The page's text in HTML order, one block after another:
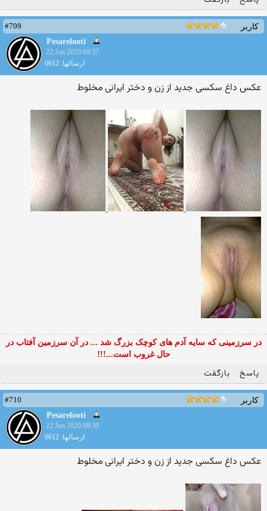
کاربر
#709
Pesarelooti
22 Jun 2020 09:37
ارسالها: 6612
عکس داغ سکسی جدید از زن و دختر ایرانی مخلوط
در سرزمینی که سایه آدم های کوچک بزرگ شد ... در آن سرزمین آفتاب در
حال غروب است...!!!
پاسخ بازگفت
کاربر
#710
Pesarelooti
22 Jun 2020 09:39
ارسالها: 6612
عکس داغ سکسی جدید از زن و دختر ایرانی مخلوط